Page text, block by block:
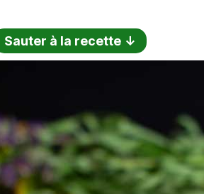
Sauter à la recette ↓